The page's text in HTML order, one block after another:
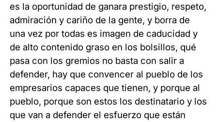
es la oportunidad de ganara prestigio, respeto,
admiración y cariño de la gente, y borra de
una vez por todas es imagen de caducidad y
de alto contenido graso en los bolsillos, qué
pasa con los gremios no basta con salir a
defender, hay que convencer al pueblo de los
empresarios capaces que tienen, y porque al
pueblo, porque son estos los destinatario y los
que van a defender el esfuerzo que están